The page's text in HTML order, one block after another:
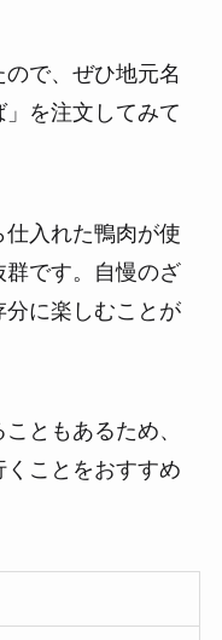
で、ぜひ地元名
を注文してみて
入れた鴨肉が使
群です。自慢のざ
分に楽しむことが
ともあるため、
ことをおすすめ